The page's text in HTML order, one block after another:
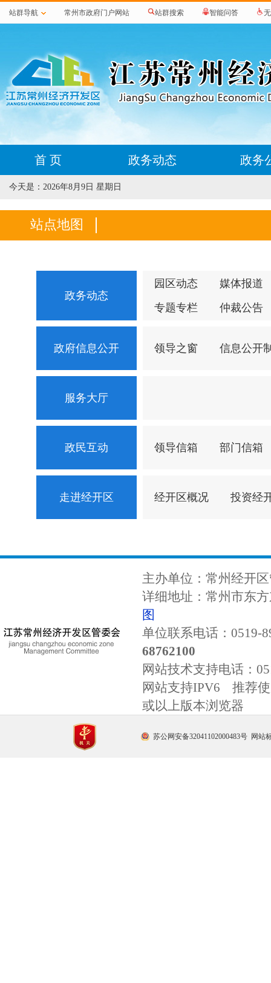
站群导航 常州市政府门户网站 站群搜索 智能问答
首 页 政务动态 政务
今天是： 2026年8月9日 星期日
站点地图
政务动态
园区动态
媒体报道
专题专栏
仲裁公告
政府信息公开 领导之窗 信息公开
服务大厅
政民互动 领导信箱 部门信箱
走进经开区 经开区概况 投资经
主办单位：常州经开
详细地址：常州市东
图
单位联系电话：0519-
68762100
网站技术支持电话：
网站支持IPV6 推荐使
或以上版本浏览器
苏公网安备32041102000483号 网站